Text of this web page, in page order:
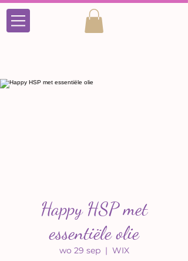
Happy HSP met
essentiële olie
wo 29 sep
  |
WIX